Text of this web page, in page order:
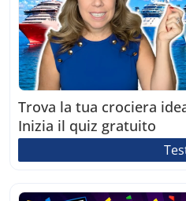
Trova la tua crociera
Inizia il quiz gratuito